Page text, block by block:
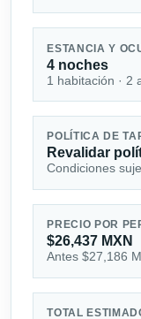
ESTANCIA Y
4 noches
1 habitación · 2
POLÍTICA DE
Revalidar
Condiciones
PRECIO POR
$26,437 MXN
Antes $27,186
TOTAL